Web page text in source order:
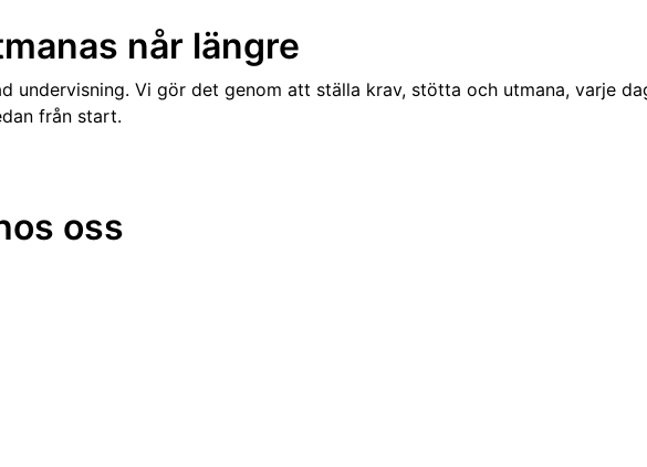
når längre
undervisning. Vi gör det genom att ställa krav, stötta och utmana, varje
från start.
oss